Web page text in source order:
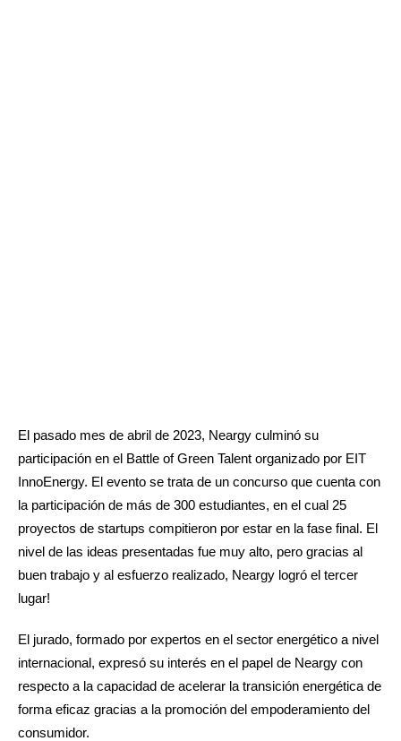
El pasado mes de abril de 2023, Neargy culminó su
participación en el Battle of Green Talent organizado por EIT
InnoEnergy. El evento se trata de un concurso que cuenta con
la participación de más de 300 estudiantes, en el cual 25
proyectos de startups compitieron por estar en la fase final. El
nivel de las ideas presentadas fue muy alto, pero gracias al
buen trabajo y al esfuerzo realizado, Neargy logró el tercer
lugar!
El jurado, formado por expertos en el sector energético a nivel
internacional, expresó su interés en el papel de Neargy con
respecto a la capacidad de acelerar la transición energética de
forma eficaz gracias a la promoción del empoderamiento del
consumidor.